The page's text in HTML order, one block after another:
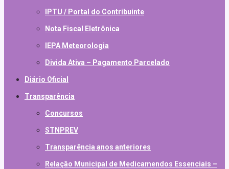
IPTU / Portal do Contribuinte
Nota Fiscal Eletrônica
IEPA Meteorologia
Divida Ativa – Pagamento Parcelado
Diário Oficial
Transparência
Concursos
STNPREV
Transparência anos anteriores
Relação Municipal de Medicamendos Essenciais –